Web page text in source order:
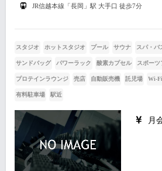
JR信越本線「長岡」駅 大手口 徒歩7分
スタジオ ホットスタジオ プール サウナ スパ・バ
サンドバッグ パワーラック 酸素カプセル スポーツ
プロテインラウンジ 売店 自動販売機 託児場 Wi-Fi
有料駐車場 駅近
月